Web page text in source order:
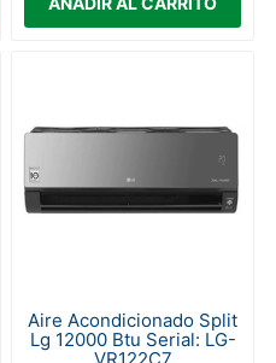
Aire Acondicionado Split
Lg 12000 Btu Serial: LG-